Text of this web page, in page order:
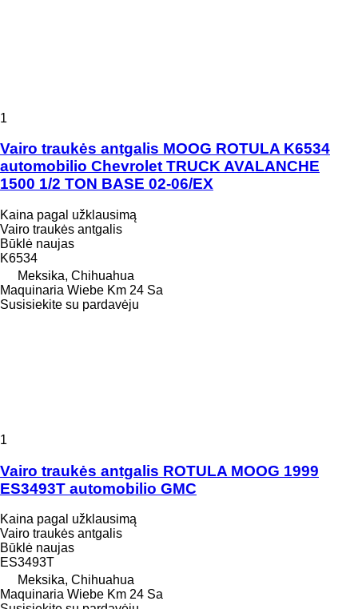
1
Vairo traukės antgalis MOOG ROTULA K6534
automobilio Chevrolet TRUCK AVALANCHE
1500 1/2 TON BASE 02-06/EX
Kaina pagal užklausimą
Vairo traukės antgalis
Būklė naujas
K6534
Meksika, Chihuahua
Maquinaria Wiebe Km 24 Sa
Susisiekite su pardavėju
1
Vairo traukės antgalis ROTULA MOOG 1999
ES3493T automobilio GMC
Kaina pagal užklausimą
Vairo traukės antgalis
Būklė naujas
ES3493T
Meksika, Chihuahua
Maquinaria Wiebe Km 24 Sa